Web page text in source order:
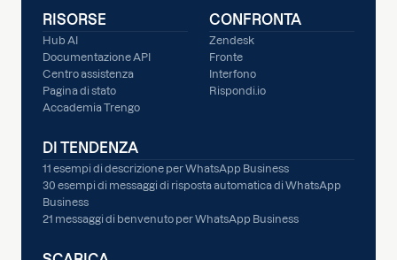
RISORSE
Hub AI
Documentazione API
Centro assistenza
Pagina di stato
Accademia Trengo
CONFRONTA
Zendesk
Fronte
Interfono
Rispondi.io
DI TENDENZA
11 esempi di descrizione per WhatsApp Business
30 esempi di messaggi di risposta automatica di WhatsApp
Business
21 messaggi di benvenuto per WhatsApp Business